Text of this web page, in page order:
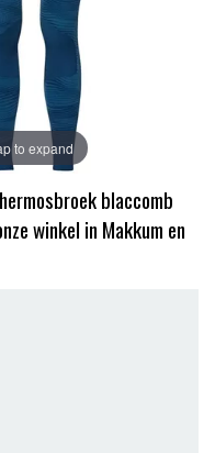
to expand
blaccomb
winkel in Makkum en